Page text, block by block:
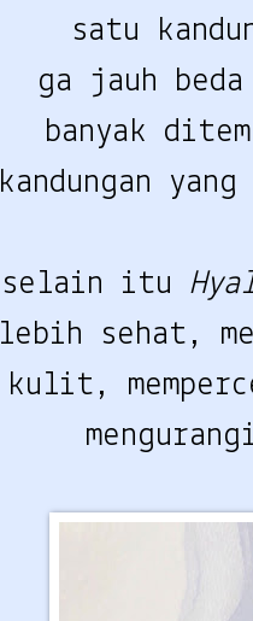
satu
ga jauh
banyak
kandungan
selain itu
lebih sehat,
kulit,